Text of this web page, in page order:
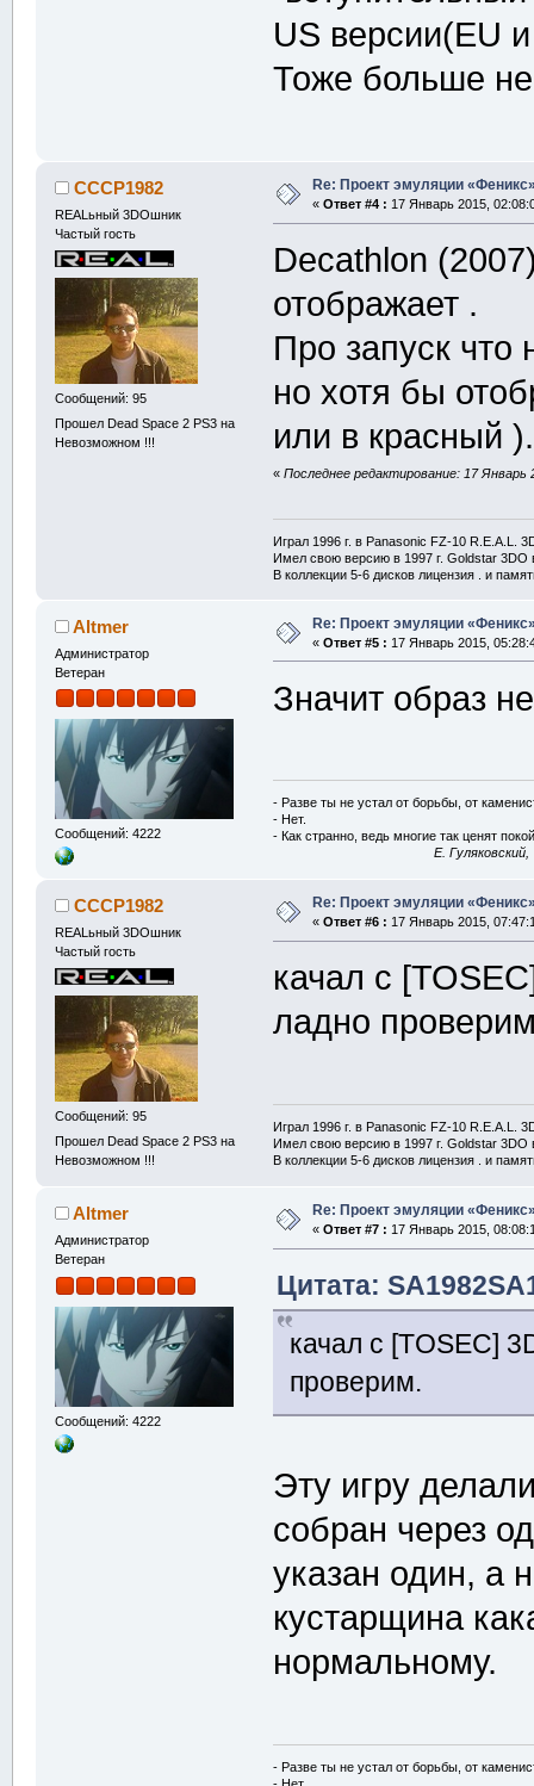
US версии(EU
Тоже больше
CCCP1982
REALьный 3DOшник
Частый гость
Сообщений: 95
Прошел Dead Space 2 PS3 на
Невозможном !!!
Re: Проект эмуляции
« Ответ #4 : 17 Январь 2015,
Decathlon
отображает .
Про запуск что
но хотя бы
или в красный ).
«Последнее редактирование: 17 Январь
Играл 1996 г. в Panasonic FZ-10 R.E.A.L.
Имел свою версию в 1997 г. Goldstar 3DO
В коллекции 5-6 дисков лицензия . и
Altmer
Администратор
Ветеран
Сообщений: 4222
Re: Проект эмуляции
« Ответ #5 : 17 Январь 2015,
Значит образ
- Разве ты не устал от борьбы, от
- Нет.
- Как странно, ведь многие так ценят
E.
CCCP1982
REALьный 3DOшник
Частый гость
Сообщений: 95
Прошел Dead Space 2 PS3 на
Невозможном !!!
Re: Проект эмуляции
« Ответ #6 : 17 Январь 2015,
качал с
ладно
Играл 1996 г. в Panasonic FZ-10 R.E.A.L.
Имел свою версию в 1997 г. Goldstar 3DO
В коллекции 5-6 дисков лицензия . и
Altmer
Администратор
Ветеран
Сообщений: 4222
Re: Проект эмуляции
« Ответ #7 : 17 Январь 2015,
Цитата:
качал с [TOSEC]
проверим.
Эту игру
собран через
указан один, а
кустарщина
нормальному.
- Разве ты не устал от борьбы, от